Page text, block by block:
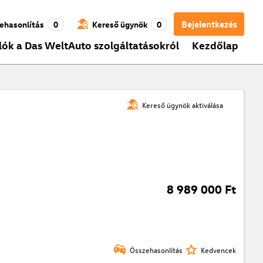
Bejelentkezés
0 Kereső ügynök 0
a Das WeltAuto szolgáltatásokról Kezdőlap
Kereső ügynök aktiválása
8 989 000 Ft
Összehasonlítás Kedvencek